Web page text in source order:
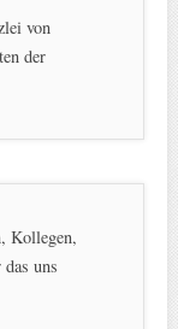
von
der
Kollegen,
uns